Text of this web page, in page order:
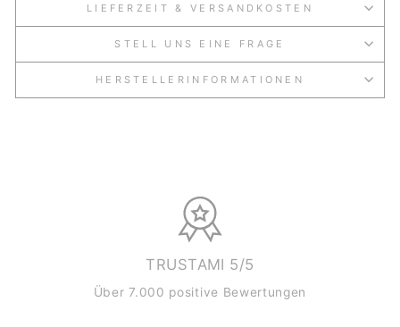
LIEFERZEIT & VERSANDKOSTEN
STELL UNS EINE FRAGE
HERSTELLERINFORMATIONEN
TRUSTAMI 5/5
Über 7.000 positive Bewertungen